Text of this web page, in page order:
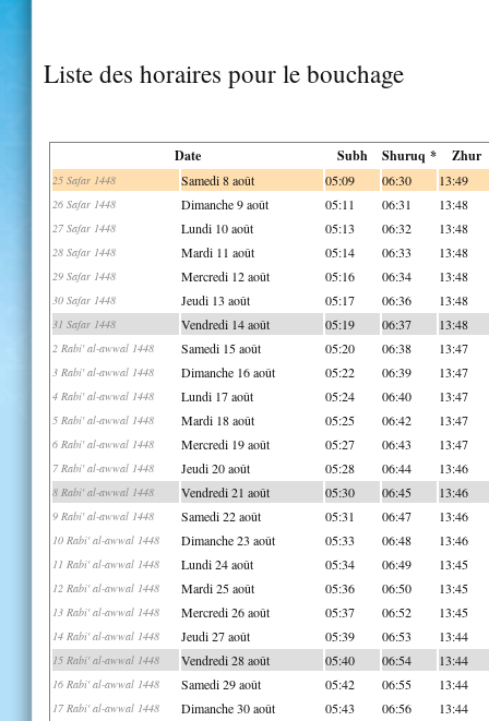
Liste des horaires pour le bouchage
Date Subh Shuruq * Zhur
25 Safar 1448 Samedi 8 août 05:09 06:30 13:49
26 Safar 1448 Dimanche 9 août 05:11 06:31 13:48
27 Safar 1448 Lundi 10 août 05:13 06:32 13:48
28 Safar 1448 Mardi 11 août 05:14 06:33 13:48
29 Safar 1448 Mercredi 12 août 05:16 06:34 13:48
30 Safar 1448 Jeudi 13 août 05:17 06:36 13:48
31 Safar 1448 Vendredi 14 août 05:19 06:37 13:48
2 Rabi' al-awwal 1448 Samedi 15 août 05:20 06:38 13:47
3 Rabi' al-awwal 1448 Dimanche 16 août 05:22 06:39 13:47
4 Rabi' al-awwal 1448 Lundi 17 août 05:24 06:40 13:47
5 Rabi' al-awwal 1448 Mardi 18 août 05:25 06:42 13:47
6 Rabi' al-awwal 1448 Mercredi 19 août 05:27 06:43 13:47
7 Rabi' al-awwal 1448 Jeudi 20 août 05:28 06:44 13:46
8 Rabi' al-awwal 1448 Vendredi 21 août 05:30 06:45 13:46
9 Rabi' al-awwal 1448 Samedi 22 août 05:31 06:47 13:46
10 Rabi' al-awwal 1448 Dimanche 23 août 05:33 06:48 13:46
11 Rabi' al-awwal 1448 Lundi 24 août 05:34 06:49 13:45
12 Rabi' al-awwal 1448 Mardi 25 août 05:36 06:50 13:45
13 Rabi' al-awwal 1448 Mercredi 26 août 05:37 06:52 13:45
14 Rabi' al-awwal 1448 Jeudi 27 août 05:39 06:53 13:44
15 Rabi' al-awwal 1448 Vendredi 28 août 05:40 06:54 13:44
16 Rabi' al-awwal 1448 Samedi 29 août 05:42 06:55 13:44
17 Rabi' al-awwal 1448 Dimanche 30 août 05:43 06:56 13:44